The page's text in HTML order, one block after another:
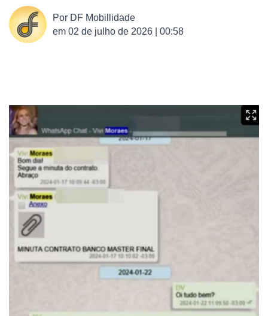
Por DF Mobillidade
em 02 de julho de 2026 | 00:58